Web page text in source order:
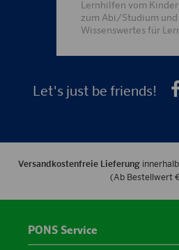
Lernhilfen vom
zum Abi/Studium und
Wissenswertes für
Let's just be friends!
Versandkostenfreie Lieferunginnerhalb
(Ab Bestellwert
PONS Service